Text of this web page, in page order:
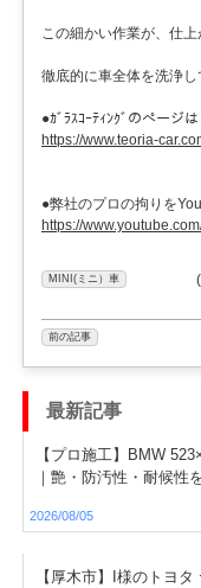
この細かい作業が、仕
徹底的に車全体を洗浄
●ｶﾞﾗｽｺｰﾃｨﾝｸﾞのぺージ
https://www.teoria-
●弊社のプロの拘りを
https://
MINI(ミニ）車 (
前の記事
最新記事
【プロ施工】BMW
｜艶・防汚性・耐候性
2026/08/05
【厚木市】I様のトヨ